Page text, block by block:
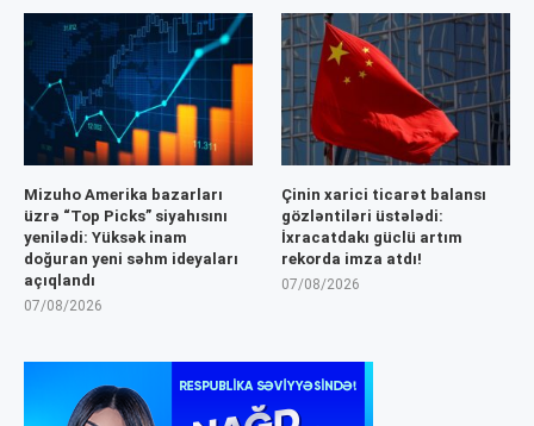
Mizuho Amerika bazarları
üzrə “Top Picks” siyahısını
yenilədi: Yüksək inam
doğuran yeni səhm ideyaları
açıqlandı
07/08/2026
Çinin xarici ticarət balansı
gözləntiləri üstələdi:
İxracatdakı güclü artım
rekorda imza atdı!
07/08/2026